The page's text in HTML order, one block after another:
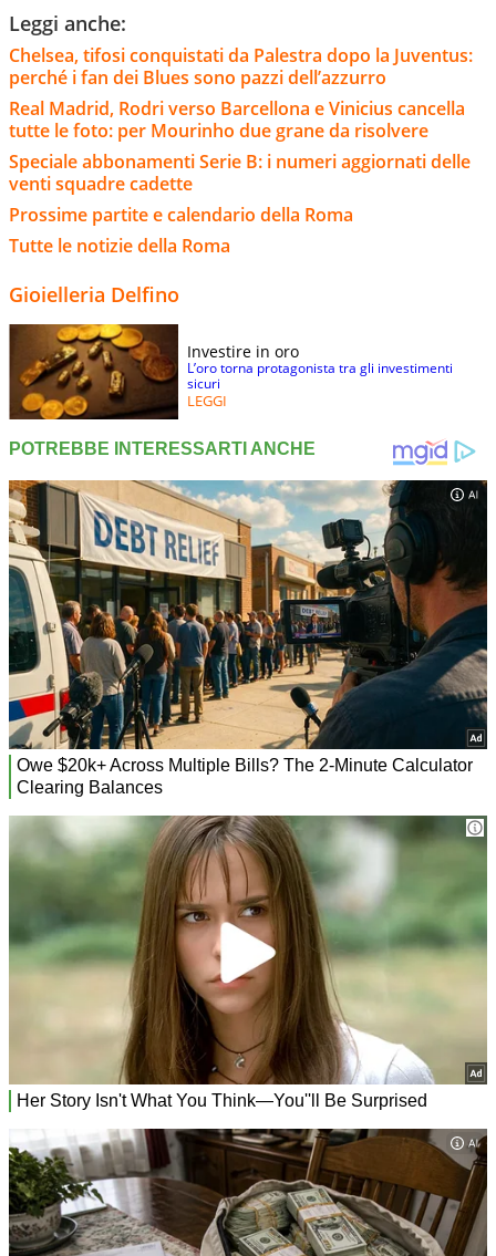
Leggi anche:
Chelsea, tifosi conquistati da Palestra dopo la Juventus:
perché i fan dei Blues sono pazzi dell’azzurro
Real Madrid, Rodri verso Barcellona e Vinicius cancella
tutte le foto: per Mourinho due grane da risolvere
Speciale abbonamenti Serie B: i numeri aggiornati delle
venti squadre cadette
Prossime partite e calendario della Roma
Tutte le notizie della Roma
Gioielleria Delfino
Investire in oro
L’oro torna protagonista tra gli investimenti
sicuri
LEGGI